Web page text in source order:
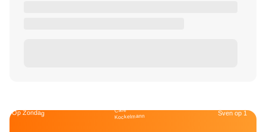
Op Zondag Café
Kockelmann Sven op 1